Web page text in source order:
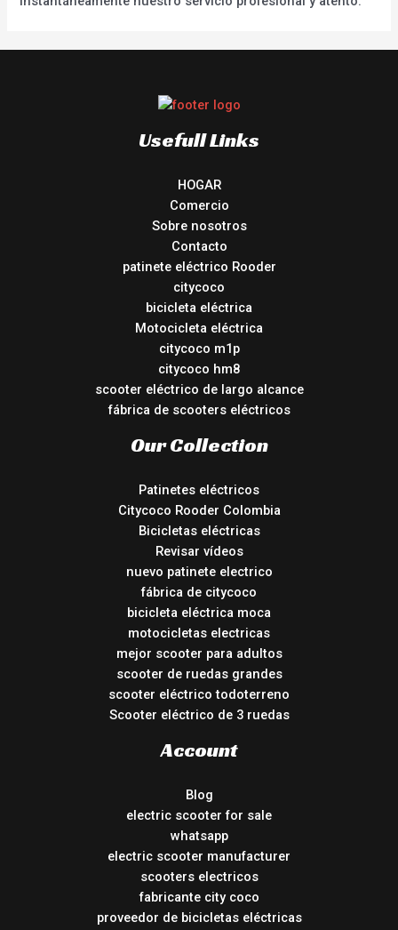
Usefull Links
HOGAR
Comercio
Sobre nosotros
Contacto
patinete eléctrico Rooder
citycoco
bicicleta eléctrica
Motocicleta eléctrica
citycoco m1p
citycoco hm8
scooter eléctrico de largo alcance
fábrica de scooters eléctricos
Our Collection
Patinetes eléctricos
Citycoco Rooder Colombia
Bicicletas eléctricas
Revisar vídeos
nuevo patinete electrico
fábrica de citycoco
bicicleta eléctrica moca
motocicletas electricas
mejor scooter para adultos
scooter de ruedas grandes
scooter eléctrico todoterreno
Scooter eléctrico de 3 ruedas
Account
Blog
electric scooter for sale
whatsapp
electric scooter manufacturer
scooters electricos
fabricante city coco
proveedor de bicicletas eléctricas